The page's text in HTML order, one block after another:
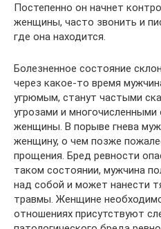
Постепенно он начнет
женщины, часто звонить и
где она находится.
Болезненное состояние
через какое-то время
угрюмым, станут частыми
угрозами и
женщины. В порыве гнева
женщину, о чем позже
прощения. Бред ревности
таком состоянии, мужчина
над собой и может нанести
травмы. Женщине
отношениях присутствуют